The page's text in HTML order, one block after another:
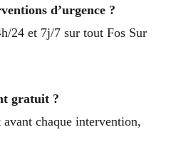
d’urgence ?
24 et 7j/7 sur tout Fos Sur
gratuit ?
chaque intervention,